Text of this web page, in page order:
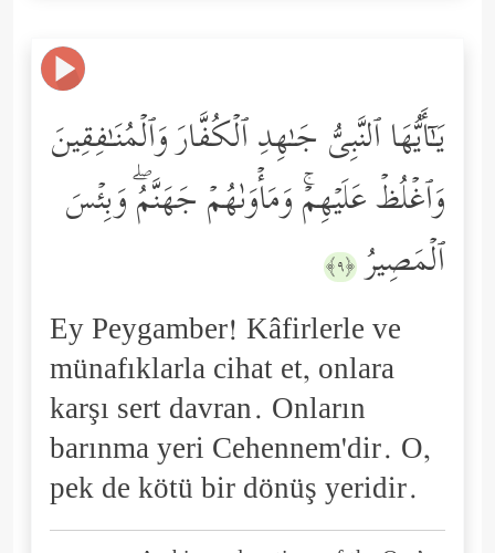
یَـٰۤأَیُّهَا ٱلنَّبِیُّ جَـٰهِدِ ٱلۡكُفَّارَ وَٱلۡمُنَـٰفِقِینَ
وَٱغۡلُظۡ عَلَیۡهِمۡۚ وَمَأۡوَىٰهُمۡ جَهَنَّمُۖ وَبِئۡسَ
ٱلۡمَصِیرُ ﴿٩﴾
Ey Peygamber! Kâfirlerle ve
münafıklarla cihat et, onlara
karşı sert davran. Onların
barınma yeri Cehennem'dir. O,
pek de kötü bir dönüş yeridir.